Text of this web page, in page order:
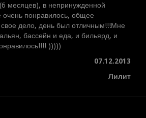
месяцев), в непринужденной
очень понравилось, общее
дело, день был отличным!!!Мне
бассейн и еда, и бильярд, и
)))))
07.12.2013
Лилит